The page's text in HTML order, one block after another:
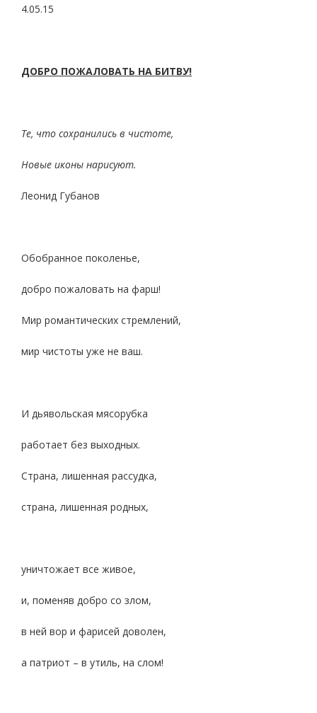
4.05.15
ДОБРО ПОЖАЛОВАТЬ НА БИТВУ!
Те, что сохранились в чистоте,
Новые иконы нарисуют.
Леонид Губанов
Обобранное поколенье,
добро пожаловать на фарш!
Мир романтических стремлений,
мир чистоты уже не ваш.
И дьявольская мясорубка
работает без выходных.
Страна, лишенная рассудка,
страна, лишенная родных,
уничтожает все живое,
и, поменяв добро со злом,
в ней вор и фарисей доволен,
а патриот – в утиль, на слом!